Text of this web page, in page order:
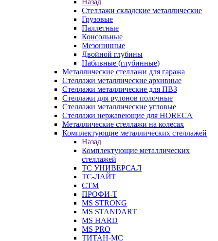
Назад
Стеллажи складские металлические
Грузовые
Паллетные
Консольные
Мезонинные
Двойной глубины
Набивные (глубинные)
Металлические стеллажи для гаража
Стеллажи металлические архивные
Стеллажи металлические для ПВЗ
Стеллажи для рулонов полочные
Стеллажи металлические угловые
Стеллажи нержавеющие для HORECA
Металлические стеллажи на колесах
Комплектующие металлических стеллажей
Назад
Комплектующие металлических
стеллажей
ТС УНИВЕРСАЛ
ТС-ЛАЙТ
СТМ
ПРОФИ-Т
MS STRONG
MS STANDART
MS HARD
MS PRO
ТИТАН-МС